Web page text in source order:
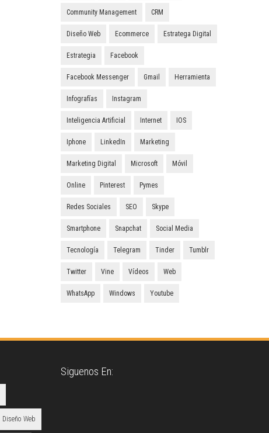
Community Management CRM
Diseño Web Ecommerce Estratega Digital
Estrategia Facebook
Facebook Messenger Gmail Herramienta
Infografías Instagram
Inteligencia Artificial Internet IOS
Iphone LinkedIn Marketing
Marketing Digital Microsoft Móvil
Online Pinterest Pymes
Redes Sociales SEO Skype
Smartphone Snapchat Social Media
Tecnología Telegram Tinder Tumblr
Twitter Vine Vídeos Web
WhatsApp Windows Youtube
Diseño Web
Siguenos En: